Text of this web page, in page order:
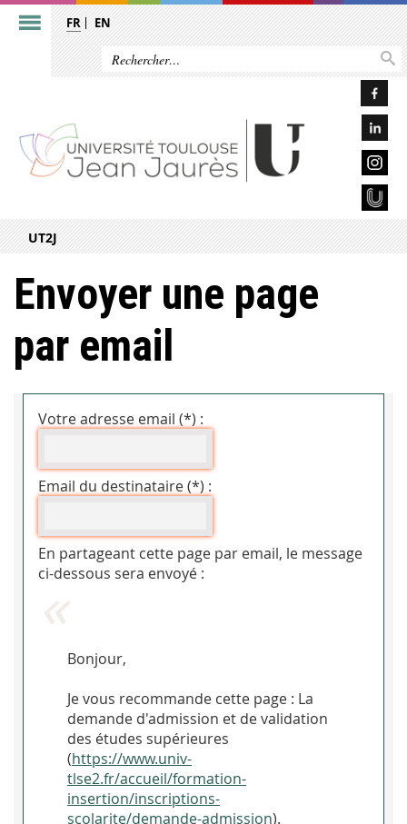
FR EN
UT2J
Envoyer une page
par email
Votre adresse email (*) :
Email du destinataire (*) :
En partageant cette page par email, le message
ci-dessous sera envoyé :
Bonjour,
Je vous recommande cette page : La
demande d'admission et de validation
des études supérieures
(https://www.univ-
tlse2.fr/accueil/formation-
insertion/inscriptions-
scolarite/demande-admission).